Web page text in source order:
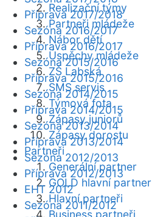
Realizační týmy
Partneři mládeže
Nábor dětí
Úspěchy mládeže
ZŠ Labská
SMS servis
Týmová fota
Zápasy juniorů
Zápasy dorostu
Partneři
Generální partner
GOLD hlavní partner
Hlavní partneři
Business partneři
Příprava 2017/2018
Sezóna 2016/2017
Příprava 2016/2017
Sezóna 2015/2016
Příprava 2015/2016
Sezóna 2014/2015
Příprava 2014/2015
Sezóna 2013/2014
Příprava 2013/2014
Sezóna 2012/2013
Příprava 2012/2013
EHT 2012
Sezóna 2011/2012